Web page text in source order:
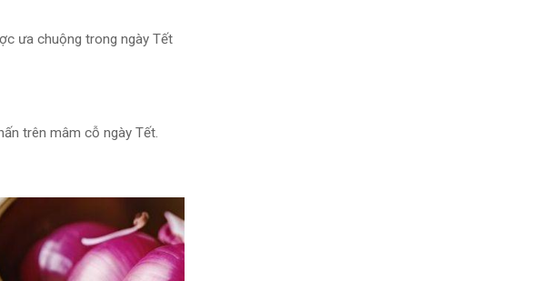
ưa chuộng trong ngày Tết
trên mâm cỗ ngày Tết.